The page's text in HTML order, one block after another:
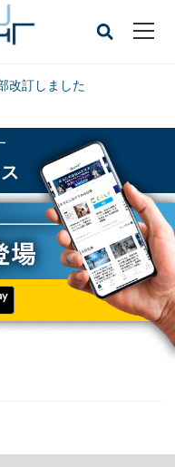
改訂しました
発と予想 米海洋大気局
エルニーニョで